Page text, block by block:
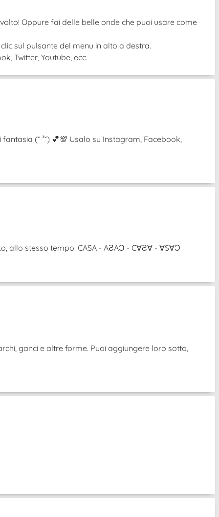
Oppure fai delle belle onde che puoi usare come
sul pulsante del menu in alto a destra.
Twitter, Youtube, ecc.
(˘ ³˘) 💕💯 Usalo su Instagram, Facebook,
allo stesso tempo! CASA - AƧAƆ - C∀Ƨ∀ - ∀S∀Ɔ
ganci e altre forme. Puoi aggiungere loro sotto,